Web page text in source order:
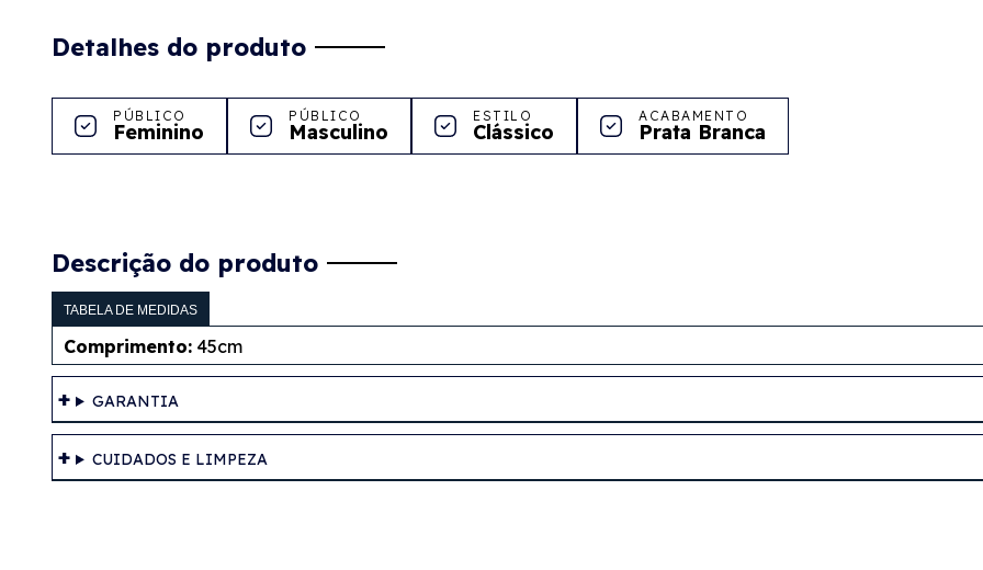
Detalhes do produto
PÚBLICO
Feminino
PÚBLICO
Masculino
ESTILO
Clássico
ACABAMENTO
Prata Branca
Descrição do produto
TABELA DE MEDIDAS
Comprimento: 45cm
GARANTIA
CUIDADOS E LIMPEZA